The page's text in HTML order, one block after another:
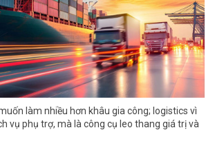
làm nhiều hơn khâu gia công; logistics vì
vụ phụ trợ, mà là công cụ leo thang giá trị và